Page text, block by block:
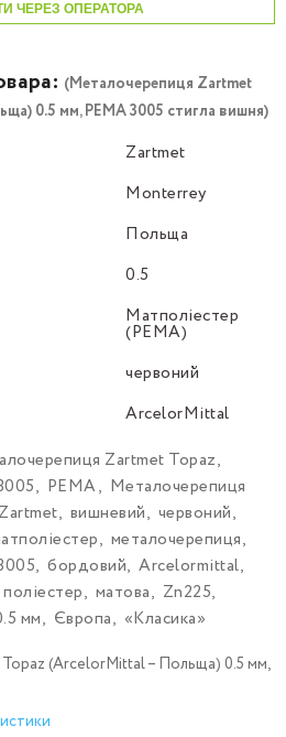
ЧЕРЕЗ ОПЕРАТОРА
(Металочерепиця Zartmet
0.5 мм, РЕMA 3005 стигла вишня)
Zartmet
Monterrey
Польща
0.5
Матполіестер
(PEMA)
червоний
ArcelorMittal
Zartmet Topaz,
, PEMA, Металочерепиця
Zartmet, вишневий, червоний,
, металочерепиця,
, бордовий, Arcelormittal,
, матова, Zn225,
мм, Європа, «Класика»
(ArcelorMittal – Польща) 0.5 мм,